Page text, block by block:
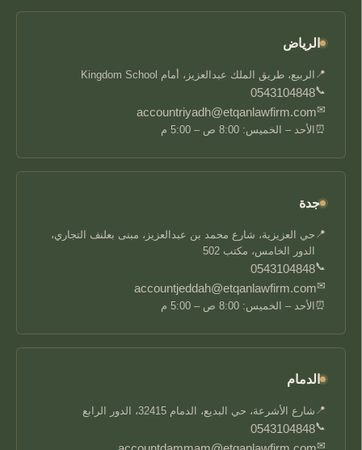
الرياض
📍 الربيع، طريق الملك عبدالعزيز، أمام Kingdom School
📞
0543104848
✉
accountriyadh@etqanlawfirm.com
⏰ الأحد – الخميس: 8:00 ص – 5:00 م
جدة
📍 حي العزيزية، شارع محمد بن عبدالعزيز، مبنى بعلنف التجاري،
الدور الخامس، مكتب 502
📞
0543104848
✉
accountjeddah@etqanlawfirm.com
⏰ الأحد – الخميس: 8:00 ص – 5:00 م
الدمام
📍 شارع الأشرعة، حي البديع، الدمام 32415، الدور الرابع
📞
0543104848
✉